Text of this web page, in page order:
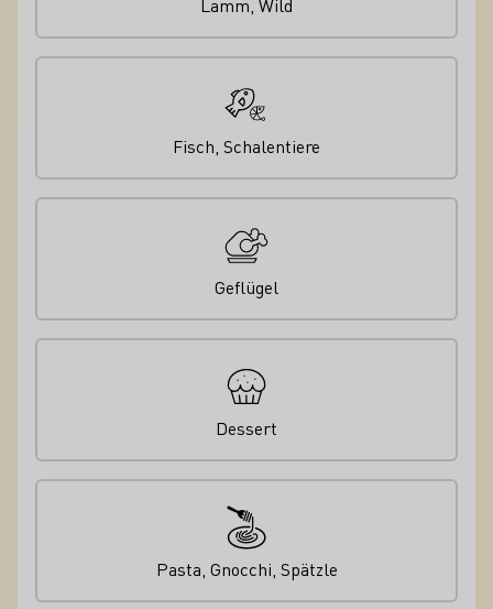
Lamm, Wild
Fisch, Schalentiere
Geflügel
Dessert
Pasta, Gnocchi, Spätzle